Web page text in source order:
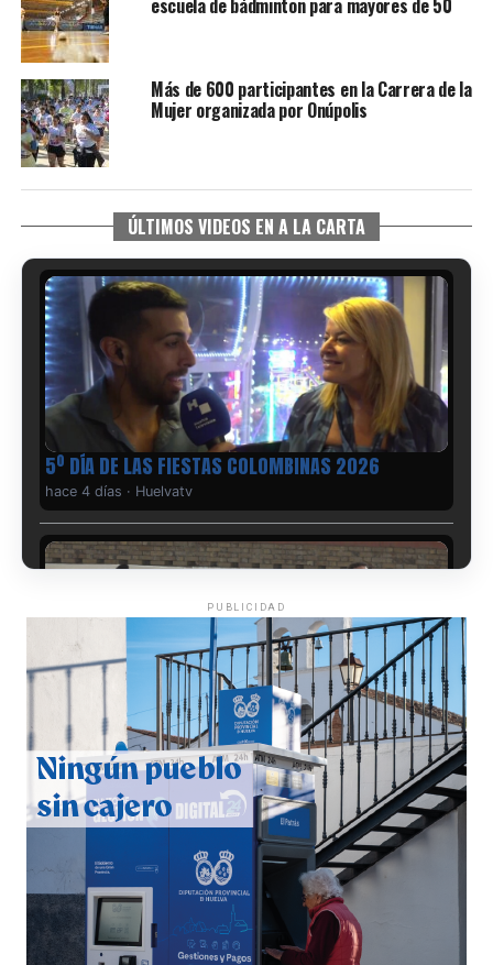
Más de 600 participantes en la Carrera de la
Mujer organizada por Onúpolis
ÚLTIMOS VIDEOS EN A LA CARTA
5º DÍA DE LAS FIESTAS COLOMBINAS 2026
hace 4 días · Huelvatv
CUARTA CORRIDA DE LAS FIESTAS COLOMBINAS
2026
hace 5 días·Huelvatv
PUBLICIDAD